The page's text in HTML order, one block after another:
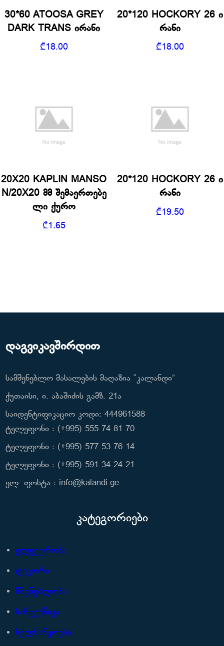
30*60 ATOOSA GREY
DARK TRANS ირანი
₾18.00
20*120 HOCKORY 26 ი
რანი
₾18.00
20X20 KAPLIN MANSO
N/20X20 მმ შემაერთებე
ლი ქურო
₾1.65
20*120 HOCKORY 26 ი
რანი
₾19.50
დაგვიკავშირდით
სამშენებლო მასალების მაღაზია “კალანდი”
ქუთაისი, ი. აბაშიძის გამზ. 21ა
საიდენტიფიკაციო კოდი: 444961588
ტელეფონი : (+995) 555 74 81 70
ტელეფონი : (+995) 577 53 76 14
ტელეფონი : (+995) 591 34 24 21
ელ. ფოსტა : info@kalandi.ge
კატეგორიები
ელექტრობა
დეკორი
მშენებლობა
სანტექნიკა
ხელსაწყოები